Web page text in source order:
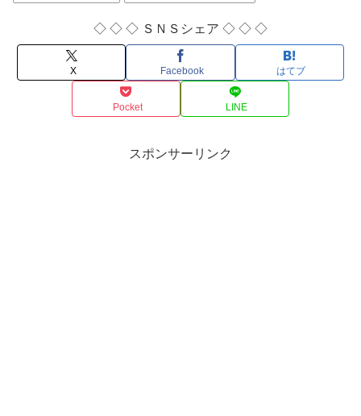
◇ ◇ ◇ ＳＮＳシェア ◇ ◇ ◇
X Facebook はてブ
Pocket LINE
スポンサーリンク